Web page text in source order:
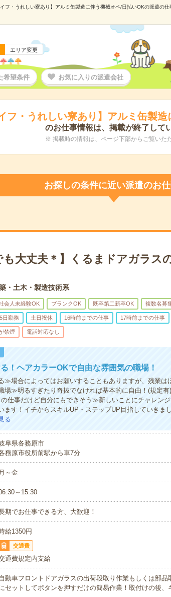
イフ・うれしい寮あり】アルミ缶製造に伴う機械オペ/日払いOKの派遣
エリア変更
希望条件 お気に入りの派遣会社
フ・うれしい寮あり】アルミ缶製
のお仕事情報は、掲載が終了して
※ 掲載時の情報は、ページ下部からご覧いた
お探しの条件に近い派遣のお
も大丈夫＊】くるまドアガラス
・土木・製造技術系
会人未経験OK ブランクOK 既卒第二新卒OK 複数名募
日勤務 土日祝休 16時前までの仕事 17時前までの仕事
禁煙 電話対応なし
！ヘアカラーOKで自由な雰囲気の職場！
≫場合によってはお願いすることもありますが、残業
場≫明るすぎたり奇抜でなければ基本的に自由！(規定
仕事だけど自分にもできそう≫新しいことにチャレン
ます！イチからスキルUP・ステップUP目指していき
る
阜県各務原市
務原市役所前駅から車7分
月～金
～15:30
期でお仕事できる方、大歓迎！
給1350円
交通費
通費規定内支給
動車フロントドアガラスの出荷段取り作業もしくは部
セットしてボタンを押すだけの簡易作業！取付けの後